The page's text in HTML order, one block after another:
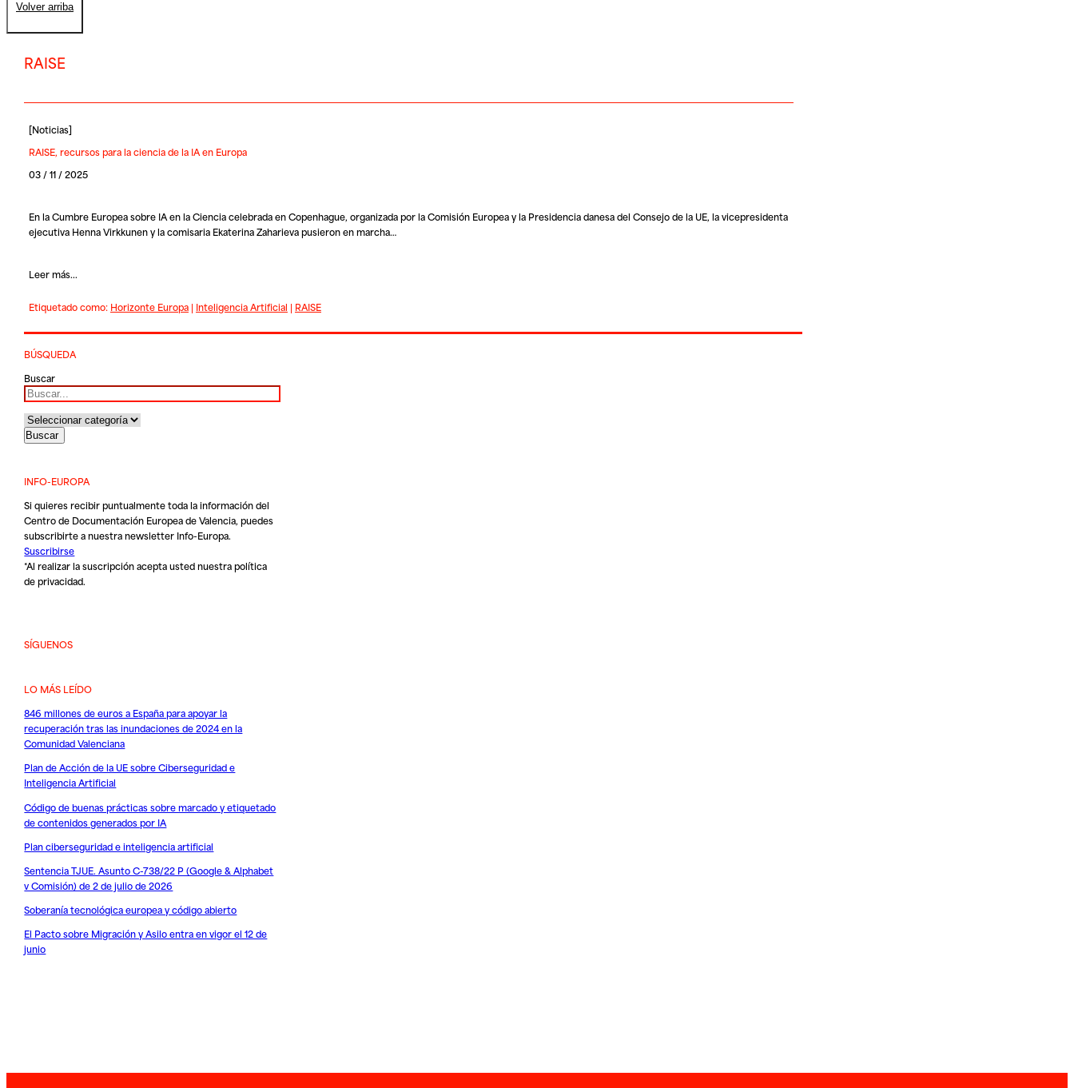
Volver arriba
RAISE
[Noticias]
RAISE, recursos para la ciencia de la IA en Europa
03 / 11 / 2025
En la Cumbre Europea sobre IA en la Ciencia celebrada en Copenhague, organizada por la Comisión Europea y la Presidencia danesa del Consejo de la UE, la vicepresidenta
ejecutiva Henna Virkkunen y la comisaria Ekaterina Zaharieva pusieron en marcha…
Leer más...
Etiquetado como: Horizonte Europa| Inteligencia Artificial | RAISE
BÚSQUEDA
Buscar
INFO-EUROPA
Si quieres recibir puntualmente toda la información del
Centro de Documentación Europea de Valencia, puedes
subscribirte a nuestra newsletter Info-Europa.
Suscribirse
*Al realizar la suscripción acepta usted nuestrapolítica
de privacidad.
SÍGUENOS
LO MÁS LEÍDO
846 millones de euros a España para apoyar la
recuperación tras las inundaciones de 2024 en la
Comunidad Valenciana
Plan de Acción de la UE sobre Ciberseguridad e
Inteligencia Artificial
Código de buenas prácticas sobre marcado y etiquetado
de contenidos generados por IA
Plan ciberseguridad e inteligencia artificial
Sentencia TJUE. Asunto C-738/22 P (Google & Alphabet
v Comisión) de 2 de julio de 2026
Soberanía tecnológica europea y código abierto
El Pacto sobre Migración y Asilo entra en vigor el 12 de
junio